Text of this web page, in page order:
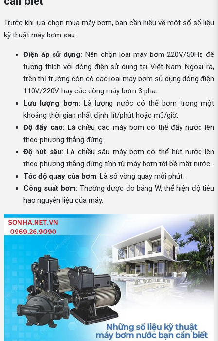
Trước khi lựa chọn mua máy bơm, bạn cần hiểu về một số số liệu
kỹ thuật máy bơm sau:
Điện áp sử dụng: Nên chọn loại máy bơm 220V/50Hz để
tương thích với dòng điện sử dụng tại Việt Nam. Ngoài ra,
trên thị trường còn có các loại máy bơm sử dụng dòng điện
110V/220V hay các dòng máy bơm 3 pha.
Lưu lượng bơm: Là lượng nước có thể bơm trong một
khoảng thời gian nhất định: lít/phút hoặc m3/giờ.
Độ đẩy cao: Là chiều cao máy bơm có thể đẩy nước lên
theo phương thẳng đứng.
Độ hút sâu: Là chiều sâu máy bơm có thể hút nước lên
theo phương thẳng đứng tính từ máy bơm tới bề mặt nước.
Tốc độ quay của bơm: Là số vòng quay mỗi phút.
Công suất bơm: Thường được đo bằng W, thể hiện độ tiêu
hao nguyên liệu của máy.